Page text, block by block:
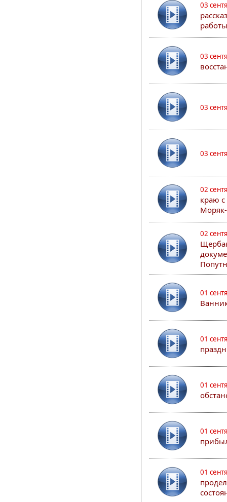
03
03
03
03
02
краю
02
01
01
01
01
01